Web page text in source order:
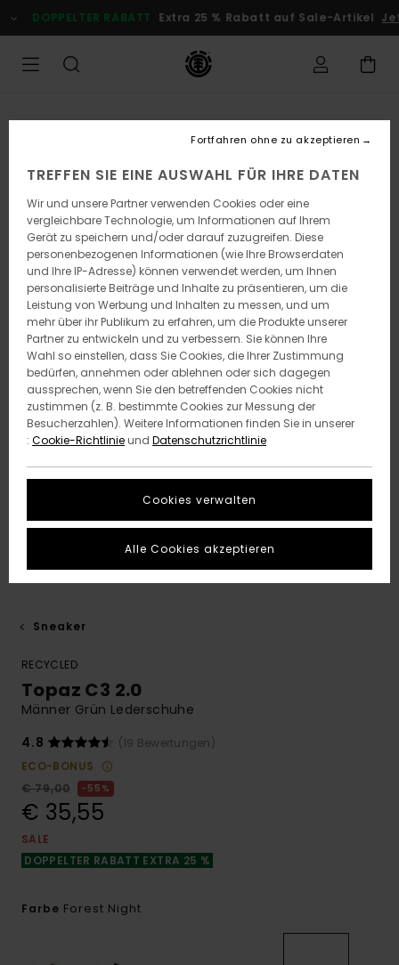
zur
Produktinformation
DOPPELTER RABATT Extra 25 % Rabatt auf Sale-Artikel
Sneaker
RECYCLED
Topaz C3 2.0
Männer Grün Lederschuhe
4.8
(19 Bewertungen)
ECO-BONUS
€ 79,00
55%
€ 35,55
SALE
DOPPELTER RABATT EXTRA 25 %
Farbe Forest Night
TREFFEN SIE EINE AUSWAHL FÜR IHRE DATEN
Wir und unsere Partner verwenden Cookies oder eine
vergleichbare Technologie, um Informationen auf Ihrem
Gerät zu speichern und/oder darauf zuzugreifen. Diese
personenbezogenen Informationen (wie Ihre Browserdaten
und Ihre IP-Adresse) können verwendet werden, um Ihnen
personalisierte Beiträge und Inhalte zu präsentieren, um die
Leistung von Werbung und Inhalten zu messen, und um
mehr über ihr Publikum zu erfahren, um die Produkte unserer
Partner zu entwickeln und zu verbessern. Sie können Ihre
Wahl so einstellen, dass Sie Cookies, die Ihrer Zustimmung
bedürfen, annehmen oder ablehnen oder sich dagegen
aussprechen, wenn Sie den betreffenden Cookies nicht
zustimmen (z. B. bestimmte Cookies zur Messung der
Besucherzahlen). Weitere Informationen finden Sie in unserer
: Cookie-Richtlinieund Datenschutzrichtlinie
Cookies verwalten
Fortfahren ohne zu akzeptieren
Alle Cookies akzeptieren